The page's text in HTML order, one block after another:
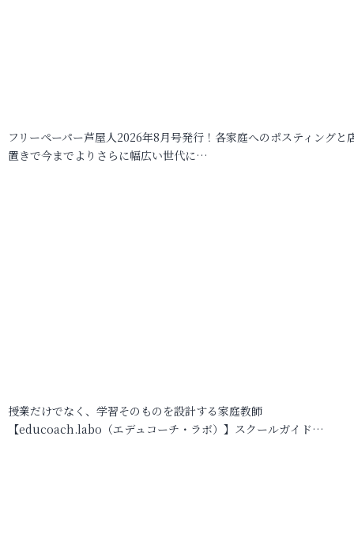
フリーペーパー芦屋人2026年8月号発行！各家庭へのポスティングと
置きで今までよりさらに幅広い世代に…
授業だけでなく、学習そのものを設計する家庭教師
【educoach.labo（エデュコーチ・ラボ）】スクールガイド…